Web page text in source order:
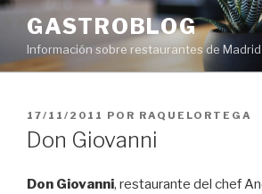
Saltar
contenido
GASTROBLOG
Información sobre restaurantes de Madrid
PUBLICADO
EL
17/11/2011 POR RAQUELORTEGA
Don Giovanni
Don Giovanni, restaurante del chef